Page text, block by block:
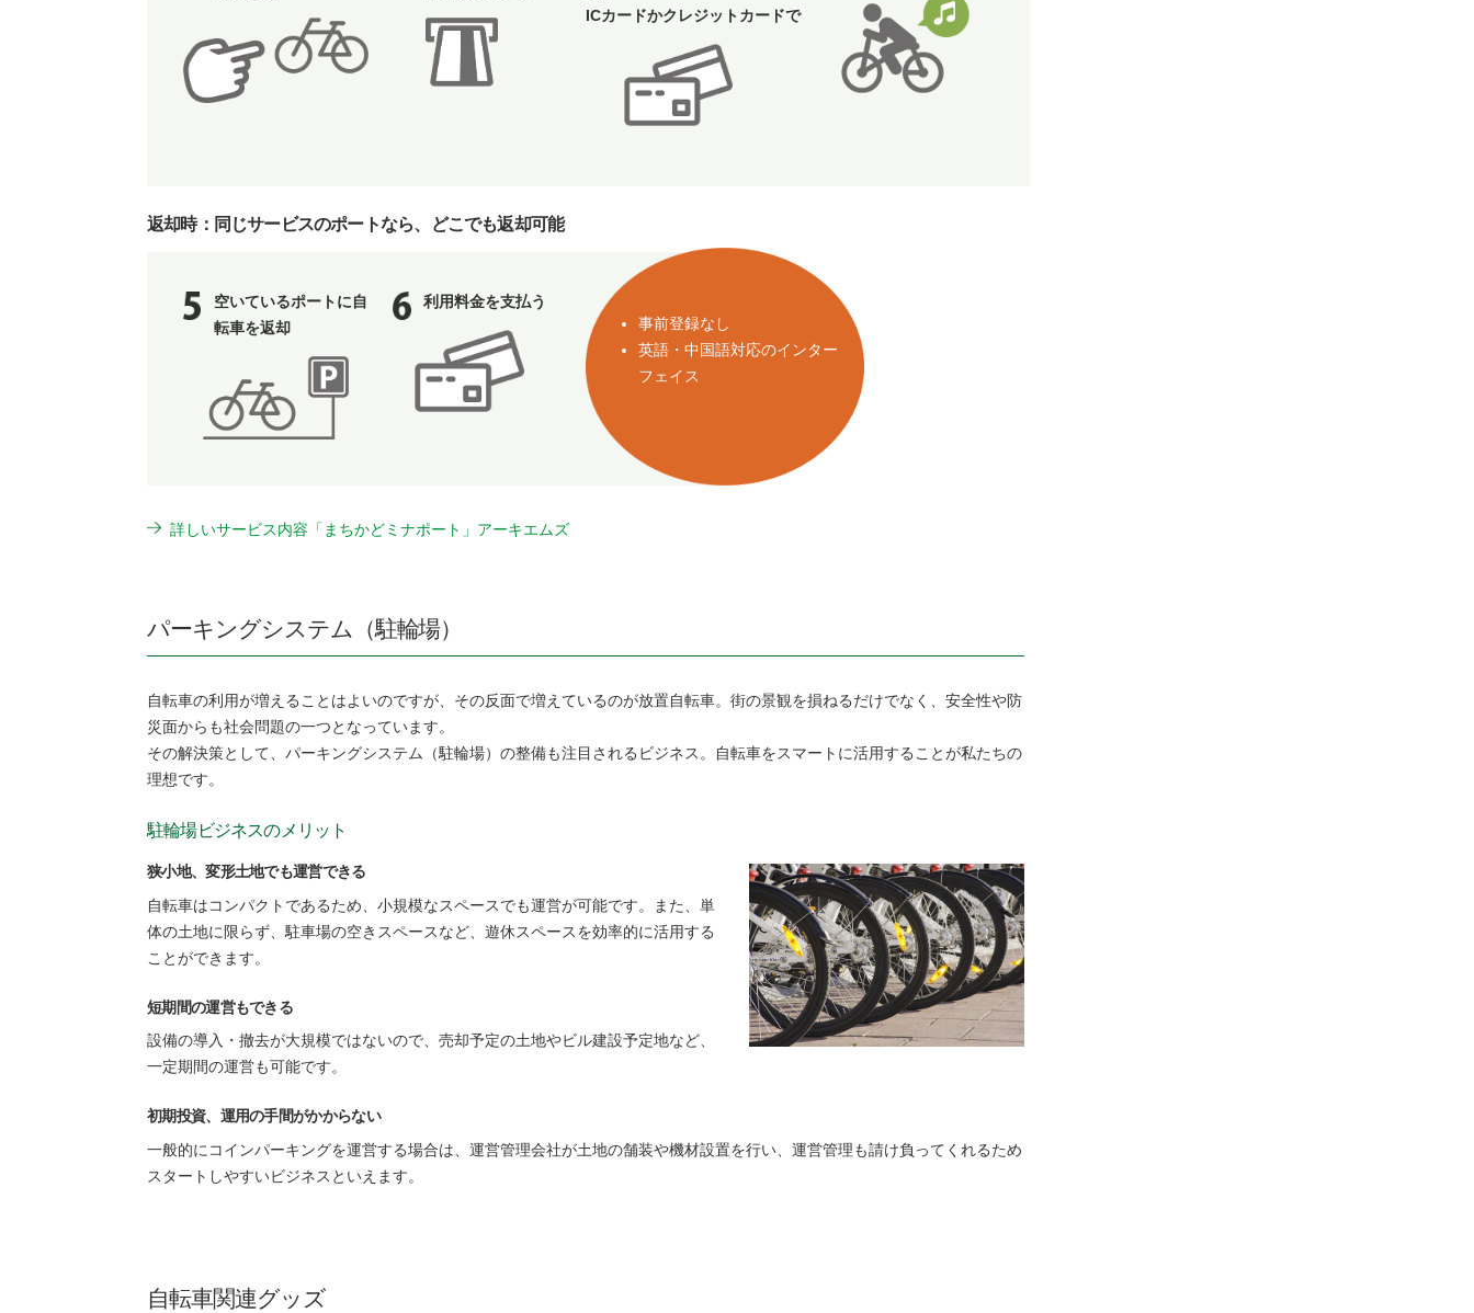
ICカードかクレジットカードで
返却時：同じサービスのポートなら、どこでも返却可能
空いているポートに自
転車を返却
利用料金を支払う
事前登録なし
英語・中国語対応のインター
フェイス
詳しいサービス内容「まちかどミナポート」アーキエムズ
パーキングシステム（駐輪場）
自転車の利用が増えることはよいのですが、その反面で増えているのが放置自転車。街の景観を損ねるだけでなく、安全性や防
災面からも社会問題の一つとなっています。
その解決策として、パーキングシステム（駐輪場）の整備も注目されるビジネス。自転車をスマートに活用することが私たちの
理想です。
駐輪場ビジネスのメリット
狭小地、変形土地でも運営できる
自転車はコンパクトであるため、小規模なスペースでも運営が可能です。また、単
体の土地に限らず、駐車場の空きスペースなど、遊休スペースを効率的に活用する
ことができます。
短期間の運営もできる
設備の導入・撤去が大規模ではないので、売却予定の土地やビル建設予定地など、
一定期間の運営も可能です。
初期投資、運用の手間がかからない
一般的にコインパーキングを運営する場合は、運営管理会社が土地の舗装や機材設置を行い、運営管理も請け負ってくれるため
スタートしやすいビジネスといえます。
自転車関連グッズ